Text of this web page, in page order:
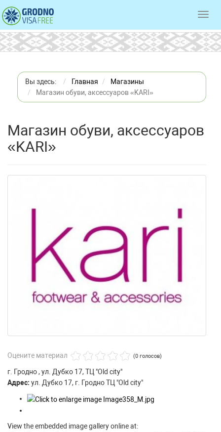
Вы здесь: Главная
Магазины
Магазин обуви, аксессуаров «KARI»
Магазин обуви, аксессуаров
«KARI»
Оцените материал (0 голосов)
г. Гродно , ул. Дубко 17, ТЦ "Old city"
Адрес: ул. Дубко 17, г. Гродно ТЦ "Old city"
View the embedded image gallery online at: